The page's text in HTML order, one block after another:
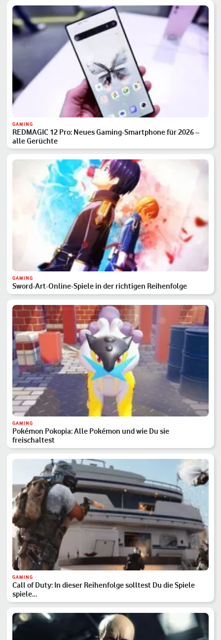
GAMING
REDMAGIC 12 Pro: Neues Gaming-Smartphone für 2026 –
alle Gerüchte
GAMING
Sword-Art-Online-Spiele in der richtigen Reihenfolge
GAMING
Pokémon Pokopia: Alle Pokémon und wie Du sie
freischaltest
GAMING
Call of Duty: In dieser Reihenfolge solltest Du die Spiele
spiele…